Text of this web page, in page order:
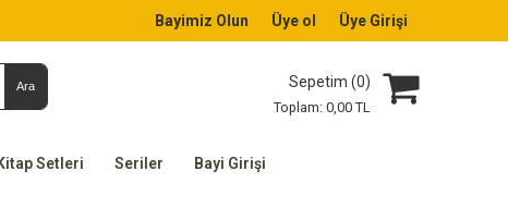
Bayimiz Olun Üye ol Üye Girişi
Ara Sepetim (0)
Toplam:0,00 TL
Setleri Seriler Bayi Girişi